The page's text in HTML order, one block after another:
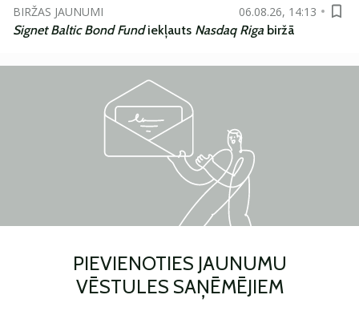
BIRŽAS JAUNUMI
06.08.26, 14:13
Signet Baltic Bond Fundiekļauts Nasdaq Riga biržā
PIEVIENOTIES JAUNUMU
VĒSTULES SAŅĒMĒJIEM